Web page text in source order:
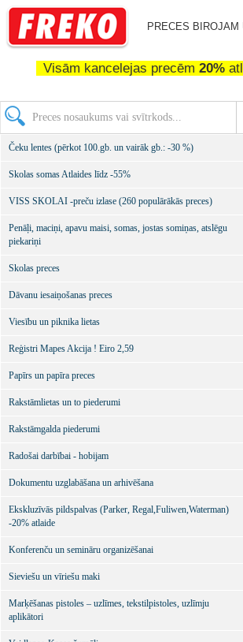
PRECES BIROJAM
Visām kancelejas precēm 20%
Čeku lentes (pērkot 100.gb. un vairāk gb.: -30 %)
Skolas somas Atlaides līdz -55%
VISS SKOLAI -preču izlase (260 populārākās preces)
Penāļi, maciņi, apavu maisi, somas, jostas somiņas, atslēgu
piekariņi
Skolas preces
Dāvanu iesaiņošanas preces
Viesību un piknika lietas
Reģistri Mapes Akcija ! Eiro 2,59
Papīrs un papīra preces
Rakstāmlietas un to piederumi
Rakstāmgalda piederumi
Radošai darbībai - hobijam
Dokumentu uzglabāšana un arhivēšana
Ekskluzīvās pildspalvas (Parker, Regal,Fuliwen,Waterman)
-20% atlaide
Konferenču un semināru organizēšanai
Sieviešu un vīriešu maki
Marķēšanas pistoles – uzlīmes, tekstilpistoles, uzlīmju
aplikātori